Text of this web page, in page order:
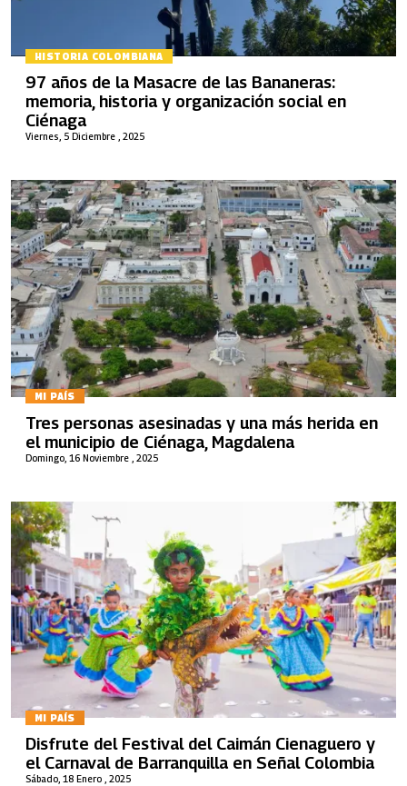
HISTORIA COLOMBIANA
Viernes, 5 Diciembre , 2025
97 años de la Masacre de las Bananeras:
memoria, historia y organización social en
Ciénaga
MI PAÍS
Domingo, 16 Noviembre , 2025
Tres personas asesinadas y una más herida en
el municipio de Ciénaga, Magdalena
MI PAÍS
Sábado, 18 Enero , 2025
Disfrute del Festival del Caimán Cienaguero y
el Carnaval de Barranquilla en Señal Colombia